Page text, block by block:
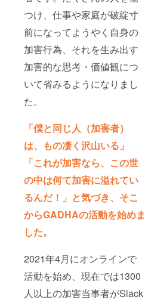
つけ、仕事や家庭が破綻寸
前になってようやく自身の
加害行為、それを生み出す
加害的な思考・価値観につ
いて省みるようになりまし
た。
「僕と同じ人（加害者）
は、もの凄く沢山いる」
「これが加害なら、この世
の中は何て加害に溢れてい
るんだ！」と気づき、そこ
からGADHAの活動を始めま
した。
2021年4月にオンラインで
活動を始め、現在では1300
人以上の加害当事者がSlack